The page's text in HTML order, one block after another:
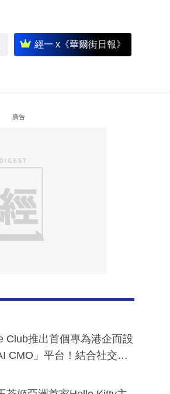
經一 x《華爾街日報》
廣告
Club推出首個專為港企而設
CMO」平台！結合社交聆
生成「貼地」宣傳短片